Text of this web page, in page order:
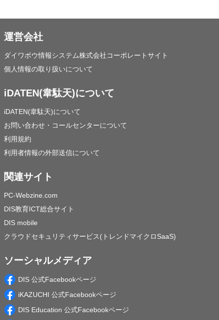
運営会社
ダイワボウ情報システム株式会社コーポレートサイト
個人情報の取り扱いについて
iDATEN(韋駄天)について
iDATEN(韋駄天)について
お問い合わせ・コールセンターについて
利用規約
利用者情報の外部送信について
関連サイト
PC-Webzine.com
DIS教育ICT総合サイト
DIS mobile
クラウドセキュリティサービス(トレンドマイクロSaaS)
ソーシャルメディア
DIS 公式Facebookページ
iKAZUCHI 公式Facebookページ
DIS Education 公式Facebookページ